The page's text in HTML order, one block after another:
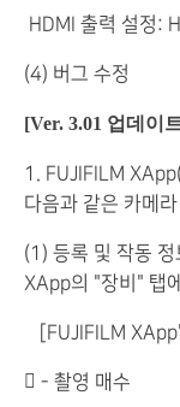
HDMI 출력 설정:
(4) 버그 수정
[Ver. 3.01 업데이
1. FUJIFILM
다음과 같은 카메
(1) 등록 및 작동
XApp의 "장비" 탭
［FUJIFILM
 - 촬영 매수